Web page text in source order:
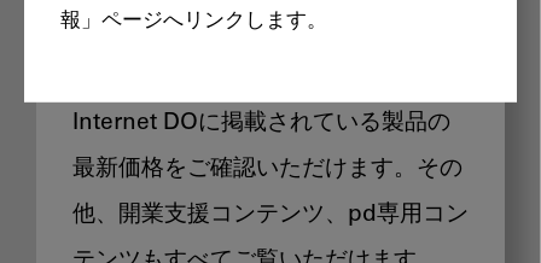
報」ページへリンクします。
Internet DOに掲載されている製品の
最新価格をご確認いただけます。その
他、開業支援コンテンツ、pd専用コン